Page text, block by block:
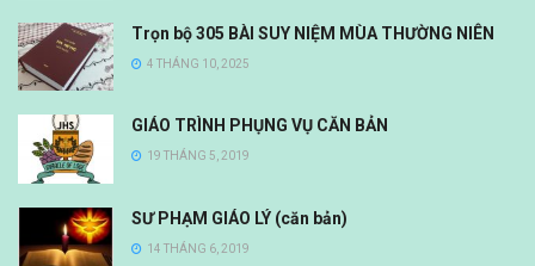
Trọn bộ 305 BÀI SUY NIỆM MÙA THƯỜNG NIÊN
4 THÁNG 10, 2025
GIÁO TRÌNH PHỤNG VỤ CĂN BẢN
19 THÁNG 5, 2019
SƯ PHẠM GIÁO LÝ (căn bản)
14 THÁNG 6, 2019